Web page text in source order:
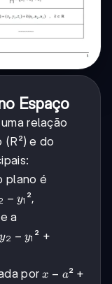
Espaço
relação
(R²) e do
plano é
− y1 ²,
a
y₂-
y2 − y1 ² +
porx-
x − a² +